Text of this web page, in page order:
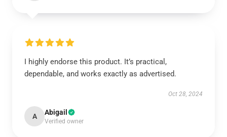
I highly endorse this product. It’s practical,
dependable, and works exactly as advertised.
Oct 28, 2024
A Abigail
Verified owner